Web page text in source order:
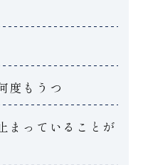
度もうつ
まっていることが